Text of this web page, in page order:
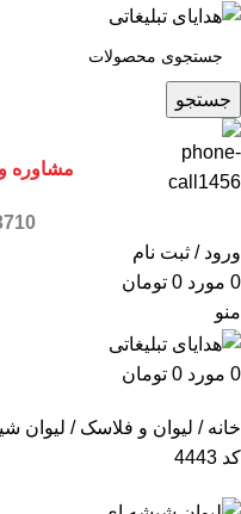
جستجو
مشاوره
ورود / ثبت نام
0 مورد 0 تومان
منو
0 مورد 0 تومان
خانه لیوان و فلاسک لیوان
کد 4443